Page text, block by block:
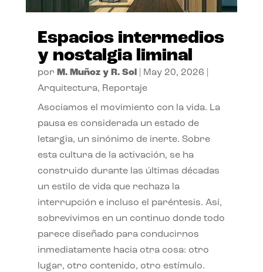
Espacios intermedios
y nostalgia liminal
por M. Muñoz y R. Sol| May 20, 2026
Arquitectura, Reportaje
Asociamos el movimiento con la vida. La
pausa es considerada un estado de
letargia, un sinónimo de inerte. Sobre
esta cultura de la activación, se ha
construido durante las últimas décadas
un estilo de vida que rechaza la
interrupción e incluso el paréntesis. Así,
sobrevivimos en un continuo donde todo
parece diseñado para conducirnos
inmediatamente hacia otra cosa: otro
lugar, otro contenido, otro estímulo.